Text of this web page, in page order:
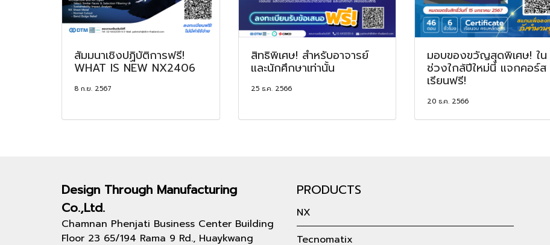
สัมมนาเชิงปฏิบัติการฟรี!
WHAT IS NEW NX2406
8 ก.ย. 2567
สิทธิพิเศษ! สำหรับอาจารย์
และนักศึกษาเท่านั้น
25 ธ.ค. 2566
มอบของขวัญสุดพิเศษ! ใน
ช่วงใกล้ปีใหม่นี้ แจกคอร์ส
เรียนฟรี!
20 ธ.ค. 2566
Design Through Manufacturing
Co.,Ltd.
Chamnan Phenjati Business Center Building
Floor 23 65/194 Rama 9 Rd., Huaykwang
PRODUCTS
NX
Tecnomatix